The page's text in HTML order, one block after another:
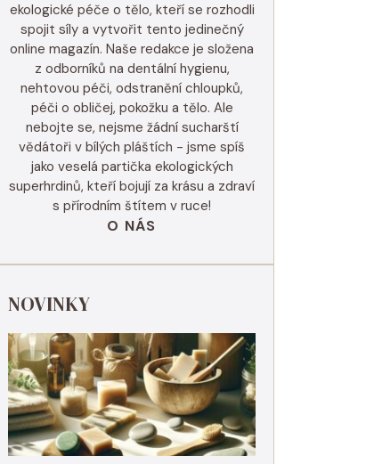
ekologické péče o tělo, kteří se rozhodli
spojit síly a vytvořit tento jedinečný
online magazín. Naše redakce je složena
z odborníků na dentální hygienu,
nehtovou péči, odstranění chloupků,
péči o obličej, pokožku a tělo. Ale
nebojte se, nejsme žádní sucharští
vědátoři v bílých pláštích - jsme spíš
jako veselá partička ekologických
superhrdinů, kteří bojují za krásu a zdraví
s přírodním štítem v ruce!
O NÁS
NOVINKY